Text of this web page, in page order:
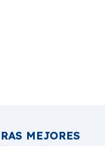
MEJORES